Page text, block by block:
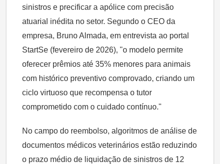
sinistros e precificar a apólice com precisão
atuarial inédita no setor. Segundo o CEO da
empresa, Bruno Almada, em entrevista ao portal
StartSe (fevereiro de 2026), "o modelo permite
oferecer prêmios até 35% menores para animais
com histórico preventivo comprovado, criando um
ciclo virtuoso que recompensa o tutor
comprometido com o cuidado contínuo."
No campo do reembolso, algoritmos de análise de
documentos médicos veterinários estão reduzindo
o prazo médio de liquidação de sinistros de 12